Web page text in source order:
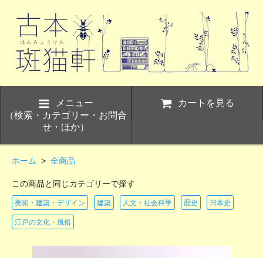
メニュー
（検索・カテゴリー・お問合
せ・ほか）
カートを見る
ホーム > 全商品
この商品と同じカテゴリーで探す
美術・建築・デザイン 建築 人文・社会科学 歴史 日本史
江戸の文化・風俗